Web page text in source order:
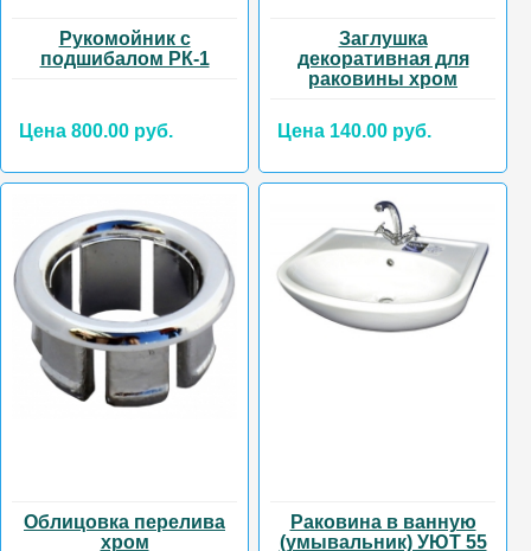
Рукомойник с
подшибалом РК-1
Цена 800.00 руб.
Заглушка
декоративная для
раковины хром
Цена 140.00 руб.
Облицовка перелива
хром
Раковина в ванную
(умывальник) УЮТ 55